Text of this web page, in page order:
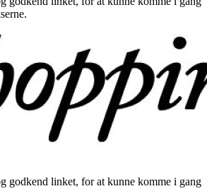
godkend linket, for at kunne komme i gang